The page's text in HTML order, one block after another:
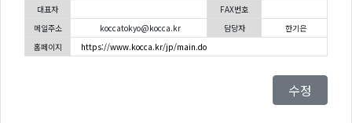
대표자
FAX번호
메일주소
koccatokyo@kocca.kr 담당자
한기은
홈페이지
https://www.kocca.kr/jp/main.do
수정